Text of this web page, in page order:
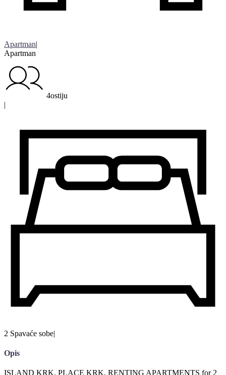
Apartman|
Apartman
4ostiju
|
2 Spavaće sobe|
Opis
ISLAND KRK, PLACE KRK, RENTING APARTMENTS for 2